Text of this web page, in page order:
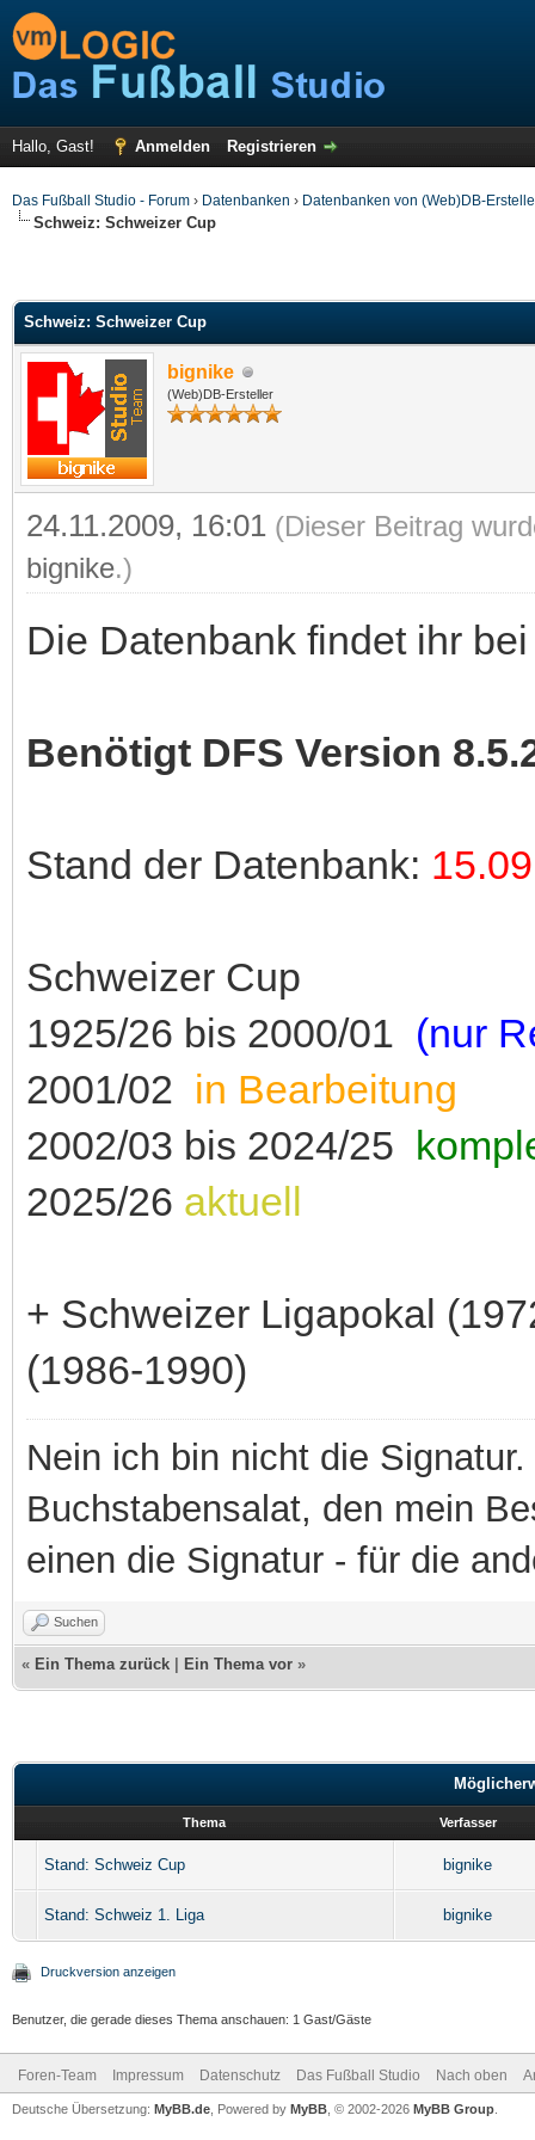
Hallo, Gast! Anmelden Registrieren
Das Fußball Studio - Forum › Datenbanken › Datenbanken von (Web)DB-
Schweiz: Schweizer Cup
Schweiz: Schweizer Cup
bignike
(Web)DB-Ersteller
24.11.2009, 16:01 (Dieser Beitrag
bignike.)
Die Datenbank findet ihr
Benötigt DFS Version
Stand der Datenbank:
Schweizer Cup
1925/26 bis 2000/01 (nur
2001/02 in Bearbeitung
2002/03 bis 2024/25
2025/26 aktuell
+ Schweizer Ligapokal
(1986-1990)
Nein ich bin nicht die
Buchstabensalat, den mein
einen die Signatur - für die
Suchen
« Ein Thema zurück Ein Thema vor »
Thema Verfasser
Stand: Schweiz Cup bignike
Stand: Schweiz 1. Liga bignike
Druckversion anzeigen
Benutzer, die gerade dieses Thema anschauen: 1 Gast/Gäste
Foren-Team Impressum Datenschutz Das Fußball Studio Nach oben
Deutsche Übersetzung: MyBB.de , Powered by MyBB , © 2002-2026 MyBB Group